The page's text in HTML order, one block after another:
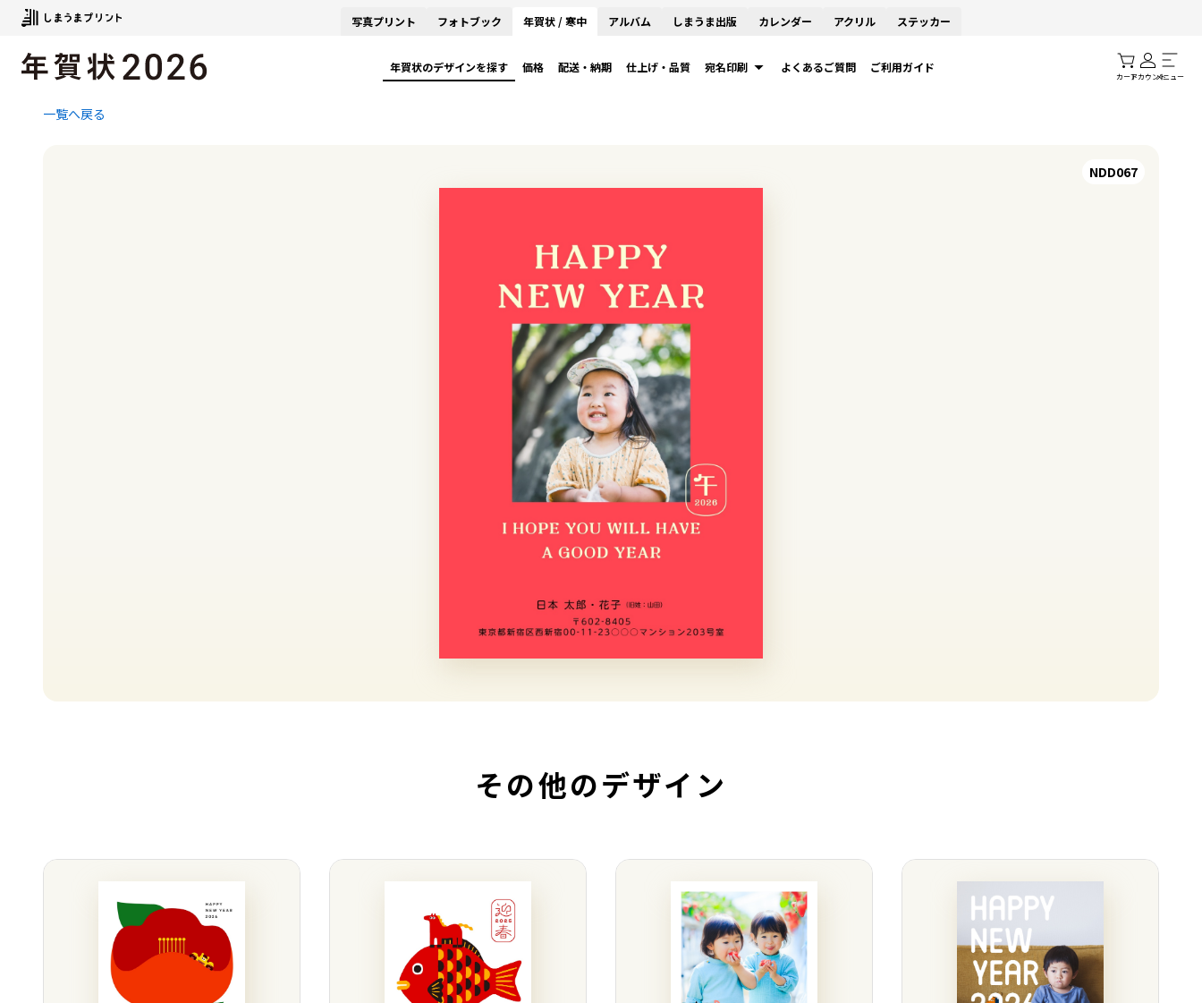
写真プリント フォトブック 年賀状 / 寒中 アルバム しまうま出版 カレンダー アクリル ステッカー
年賀状のデザインを探す 価格 配送・納期 仕上げ・品質 宛名印刷 よくあるご質問 ご利用ガイド
カートアカウントメニュー
一覧へ戻る
NDD067
その他のデザイン